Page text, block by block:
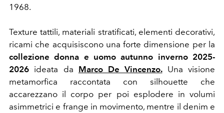
1968.
Texture tattili, materiali stratificati, elementi decorativi,
ricami che acquisiscono una forte dimensione per la
collezione donna e uomo autunno inverno 2025-
2026 ideata da Marco De Vincenzo. Una visione
metamorfica raccontata con silhouette che
accarezzano il corpo per poi esplodere in volumi
asimmetrici e frange in movimento, mentre il denim e